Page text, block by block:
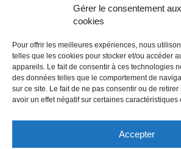
Gérer le consentement aux
cookies
Pour offrir les meilleures expériences, nous
telles que les cookies pour stocker et/ou accéder
appareils. Le fait de consentir à ces technologies
des données telles que le comportement de
sur ce site. Le fait de ne pas consentir ou de
avoir un effet négatif sur certaines caractéristiques
Accepter
Mention légales